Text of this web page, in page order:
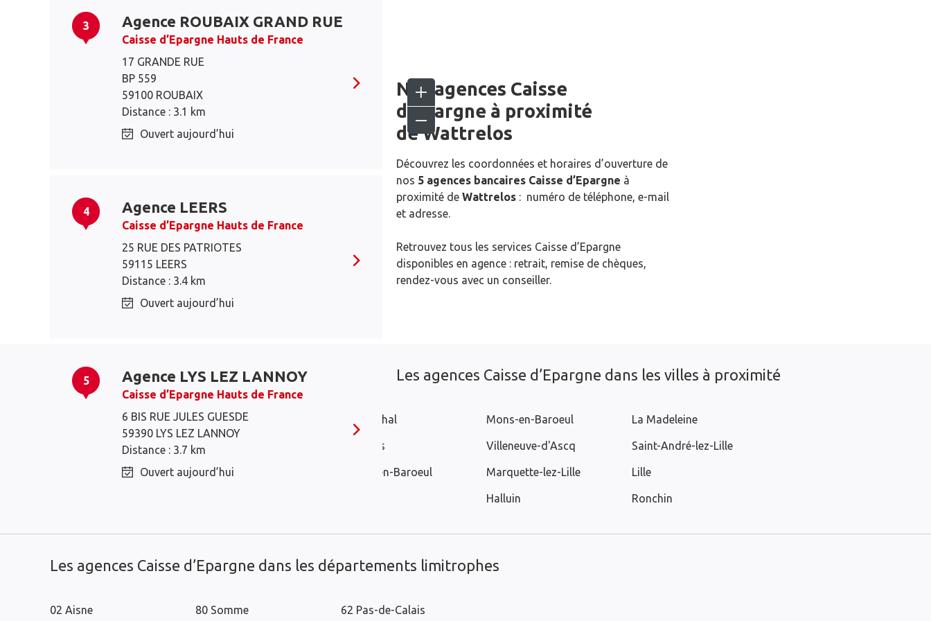
3 Agence ROUBAIX GRAND RUE
Caisse d’Epargne Hauts de France
17 GRANDE RUE
BP 559
59100 ROUBAIX
Distance : 3.1 km
Ouvert aujourd’hui
4 Agence LEERS
Caisse d’Epargne Hauts de France
25 RUE DES PATRIOTES
59115 LEERS
Distance : 3.4 km
Ouvert aujourd’hui
5 Agence LYS LEZ LANNOY
Caisse d’Epargne Hauts de France
6 BIS RUE JULES GUESDE
59390 LYS LEZ LANNOY
Distance : 3.7 km
Ouvert aujourd’hui
Nos agences Caisse
d’Epargne à proximité
deWattrelos
Découvrez les coordonnées et horaires d’ouverture de
nos 5 agences bancaires Caisse d’Epargne à
proximité de Wattrelos : numéro de téléphone, e-mail
et adresse.
Retrouvez tous les services Caisse d’Epargne
disponibles en agence : retrait, remise de chèques,
rendez-vous avec un conseiller.
Les agences Caisse d’Epargne dans les villes à proximité
Lys-lez-Lannoy
Croix
Mouvaux
Hem
Wasquehal
Bondues
Marcq-en-Baroeul
Mons-en-Baroeul
Villeneuve-d'Ascq
Marquette-lez-Lille
Halluin
La Madeleine
Saint-André-lez-Lille
Lille
Ronchin
Les agences Caisse d’Epargne dans les départements limitrophes
02 Aisne 80 Somme 62 Pas-de-Calais